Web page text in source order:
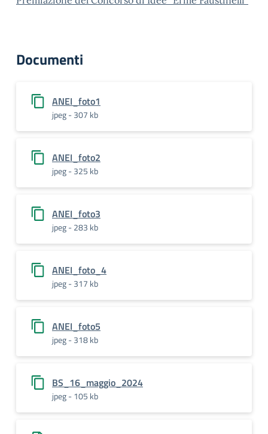
Documenti
ANEI_foto1
jpeg - 307 kb
ANEI_foto2
jpeg - 325 kb
ANEI_foto3
jpeg - 283 kb
ANEI_foto_4
jpeg - 317 kb
ANEI_foto5
jpeg - 318 kb
BS_16_maggio_2024
jpeg - 105 kb